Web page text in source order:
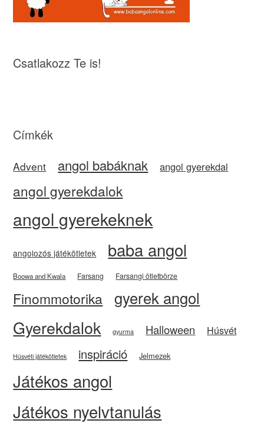
Csatlakozz Te is!
Címkék
Advent angol babáknak angol gyerekdal
angol gyerekdalok
angol gyerekeknek
angolozós játékötletek baba angol
Boowa and Kwala Farsang Farsangi ötletbörze
Finommotorika gyerek angol
Gyerekdalok gyurma Halloween Húsvét
Húsvéti játékötletek inspiráció Jelmezek
Játékos angol
Játékos nyelvtanulás